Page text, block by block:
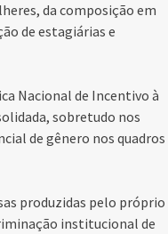
da composição em
de estagiárias e
Nacional de Incentivo à
sobretudo nos
de gênero nos quadros
produzidas pelo próprio
institucional de